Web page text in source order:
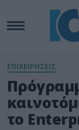
ΕΠΙΧΕΙΡΗΣΕΙΣ
το